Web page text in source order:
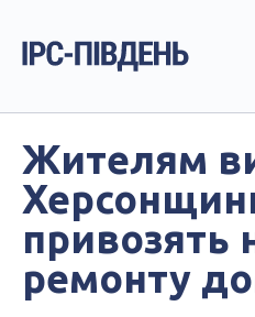
Жителям
привозять
ремонту